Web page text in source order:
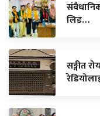
लिड…
सङ्गीत